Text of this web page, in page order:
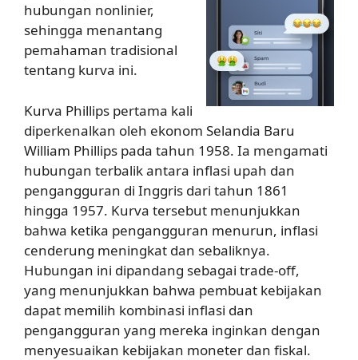
hubungan nonlinier,
sehingga menantang
pemahaman tradisional
tentang kurva ini.
Kurva Phillips pertama kali
diperkenalkan oleh ekonom Selandia Baru
William Phillips pada tahun 1958. Ia mengamati
hubungan terbalik antara inflasi upah dan
pengangguran di Inggris dari tahun 1861
hingga 1957. Kurva tersebut menunjukkan
bahwa ketika pengangguran menurun, inflasi
cenderung meningkat dan sebaliknya.
Hubungan ini dipandang sebagai trade-off,
yang menunjukkan bahwa pembuat kebijakan
dapat memilih kombinasi inflasi dan
pengangguran yang mereka inginkan dengan
menyesuaikan kebijakan moneter dan fiskal.